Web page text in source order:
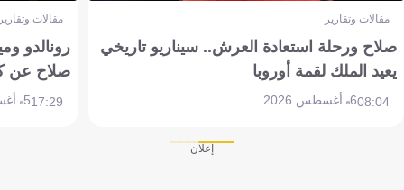
مقالات وتقارير
صلاح ورحلة استعادة العرش.. سيناريو تاريخي
يعيد الملك لقمة أوروبا
08:046 أغسطس 2026
مقالات
رونالدو
صلاح عن
17:295 أغسطس 2026
إعلان